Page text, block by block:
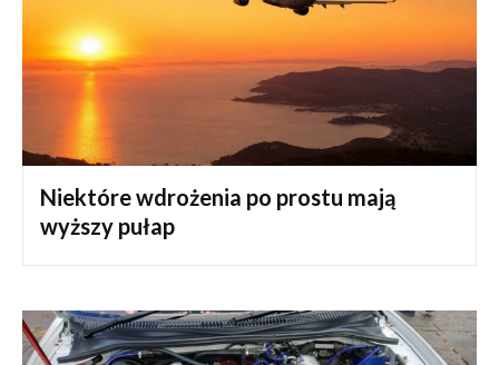
Niektóre wdrożenia po prostu mają
wyższy pułap